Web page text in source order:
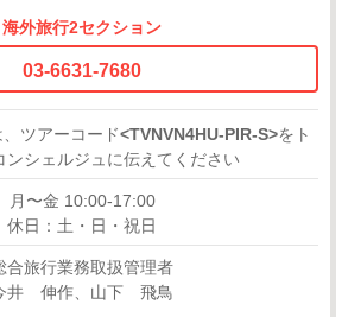
海外旅行2セクション
03-6631-7680
ツアーコード<TVNVN4HU-PIR-S>をト
ンシェルジュに伝えてください
月〜金 10:00-17:00
休日：土・日・祝日
合旅行業務取扱管理者
井 伸作、山下 飛鳥